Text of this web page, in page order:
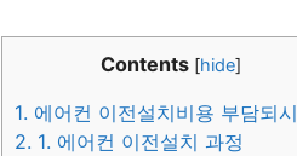
Contents [hide]
1. 에어컨 이전설치비용 부담되
2. 1. 에어컨 이전설치 과정